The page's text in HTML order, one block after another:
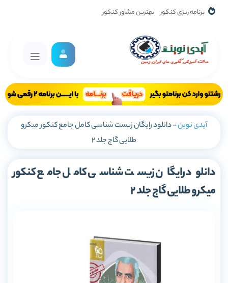
برنامه ریزی کنکور بهترین مشاور کنکور
آیدی نوین-دانلود رایگان زیست شناسی کامل جامع کنکور میکرو
طلایی گاج جلد 2
دانلود رایگان زیست شناسی کامل جامع کنکور
میکرو طلایی گاج جلد 2